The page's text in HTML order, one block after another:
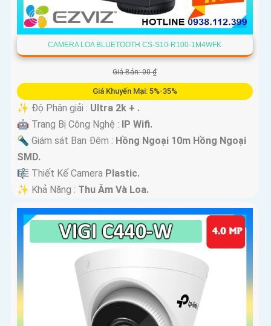
CAMERA LOA BLUETOOTH CS-S10-R100-1M4WFK
Giá Bán: 00 ₫
Giá Khuyến Mại: 5%-35%
✨ Độ Phân giải : Ultra 2k + .
🤖️ Trang Bị Công Nghệ : IP Wifi.
🔦 Giám sát Ban Đêm : Hồng Ngoại 10m Hồng Ngoại
SMD.
🎼️ Thiết Kế Camera Plastic.
️✨ Khả Năng : Thu Âm Và Loa.